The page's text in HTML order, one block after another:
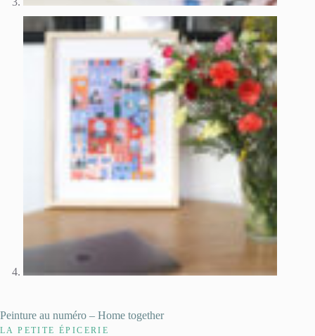
Peinture au numéro – Home together
LA PETITE ÉPICERIE